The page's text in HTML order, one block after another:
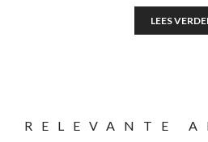
LEES
RELEVANTE